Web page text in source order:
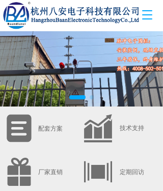
T
g
l
e
n
a
v
i
配套方案 技术支持
厂家直销 定期回访